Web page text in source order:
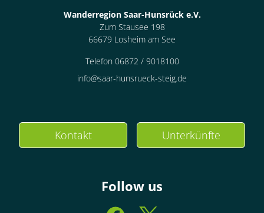
Wanderregion Saar-Hunsrück e.V.
Zum Stausee 198
66679 Losheim am See
Telefon 06872 / 9018100
info@saar-hunsrueck-steig.de
Kontakt Unterkünfte
Follow us